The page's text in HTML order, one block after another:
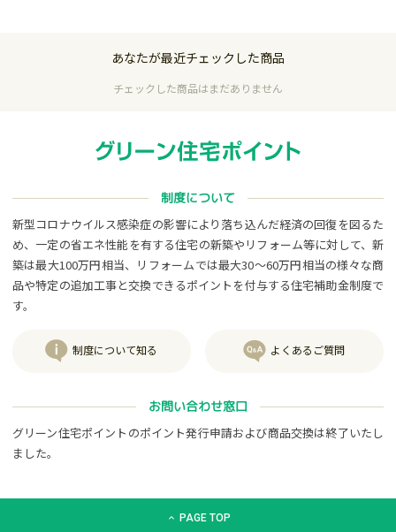
あなたが最近チェックした商品
チェックした商品はまだありません
制度について
新型コロナウイルス感染症の影響により落ち込んだ経済の回復を図るた
め、一定の省エネ性能を有する住宅の新築やリフォーム等に対して、新
築は最大100万円相当、リフォームでは最大30～60万円相当の様々な商
品や特定の追加工事と交換できるポイントを付与する住宅補助金制度で
す。
制度について知る よくあるご質問
お問い合わせ窓口
グリーン住宅ポイントのポイント発行申請および商品交換は終了いたし
ました。
グリーン住宅ポイント交換商品カタログサイト「エコdeギフ
PAGE TOP